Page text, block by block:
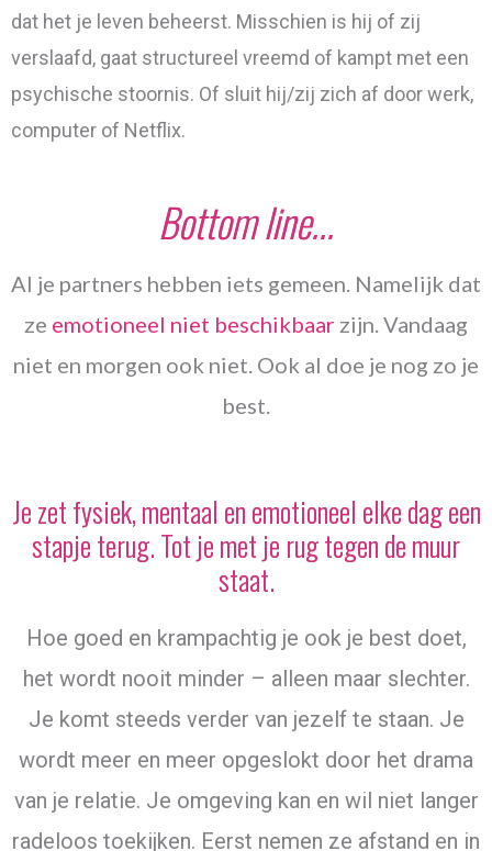
dat het je leven beheerst. Misschien is hij of zij
verslaafd, gaat structureel vreemd of kampt met een
psychische stoornis. Of sluit hij/zij zich af door werk,
computer of Netflix.
Bottom line...
Al je partners hebben iets gemeen. Namelijk dat
ze emotioneel niet beschikbaar zijn. Vandaag
niet en morgen ook niet. Ook al doe je nog zo je
best.
Je zet fysiek, mentaal en emotioneel elke dag een
stapje terug. Tot je met je rug tegen de muur
staat.
Hoe goed en krampachtig je ook je best doet,
het wordt nooit minder – alleen maar slechter.
Je komt steeds verder van jezelf te staan. Je
wordt meer en meer opgeslokt door het drama
van je relatie. Je omgeving kan en wil niet langer
radeloos toekijken. Eerst nemen ze afstand en in